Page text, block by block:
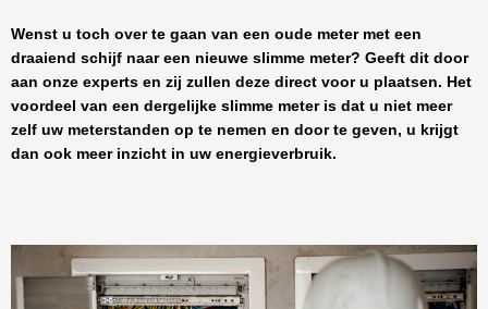
Wenst u toch over te gaan van een oude meter met een
draaiend schijf naar een nieuwe slimme meter? Geeft dit door
aan onze experts en zij zullen deze direct voor u plaatsen. Het
voordeel van een dergelijke slimme meter is dat u niet meer
zelf uw meterstanden op te nemen en door te geven, u krijgt
dan ook meer inzicht in uw energieverbruik.